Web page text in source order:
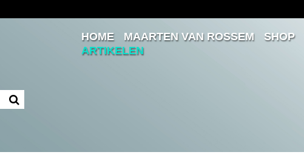
InloggenHOME MAARTEN VAN ROSSEM SHOP
ARTIKELEN